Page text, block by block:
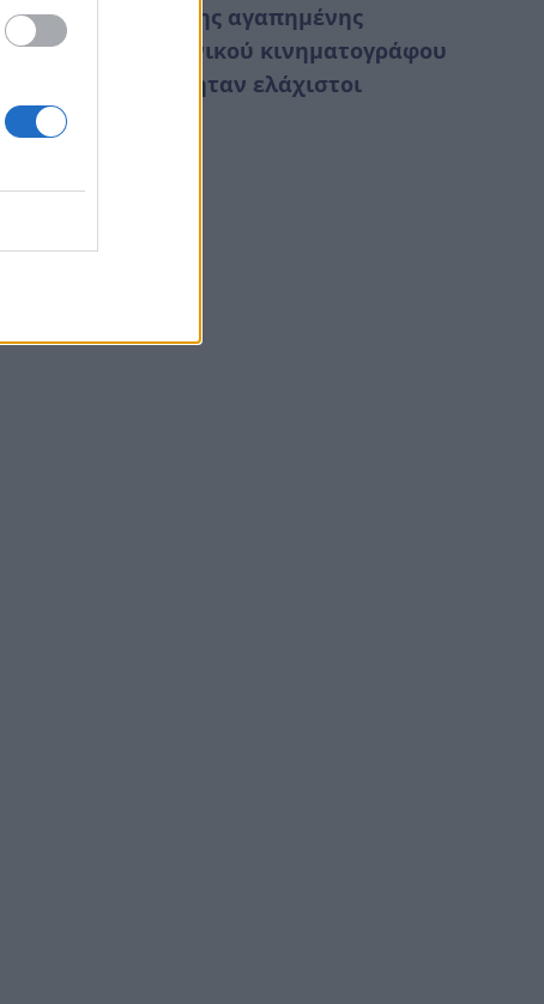
Το θλιβερό τέλος της αγαπημένης
«μαμάς» του ελληνικού κινηματογράφου
– Στην κηδεία της ήταν ελάχιστοι
6 Αυγούστου 2026 01:18